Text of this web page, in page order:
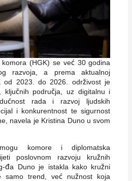
komora (HGK) se već 30 godina
razvoja, a prema aktualnoj
od 2023. do 2026. održivost je
ključnih područja, uz digitalnu i
rada i razvoj ljudskih
i konkurentnost te sigurnost
navela je Kristina Duno u svom
komore i diplomatska
poslovnom razvoju kružnih
đa Duno je istakla kako kružni
samo trend, već nužnost koja